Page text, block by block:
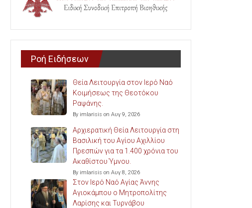
Ροή Ειδήσεων
Θεία Λειτουργία στον Ιερό Ναό
Κοιμήσεως της Θεοτόκου
Ραψάνης.
By imlarisis on Αυγ 9, 2026
Αρχιερατική Θεία Λειτουργία στη
Βασιλική του Αγίου Αχιλλίου
Πρεσπών για τα 1.400 χρόνια του
Ακαθίστου Ύμνου.
By imlarisis on Αυγ 8, 2026
Στον Ιερό Ναό Αγίας Άννης
Αγιοκάμπου ο Μητροπολίτης
Λαρίσης και Τυρνάβου